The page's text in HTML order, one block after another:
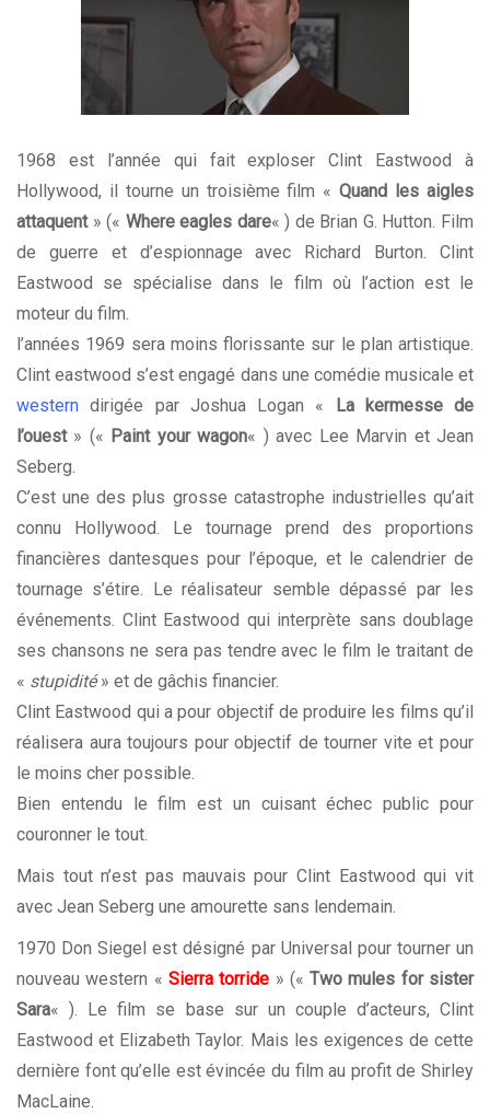
1968 est l’année qui fait exploser Clint Eastwood à
Hollywood, il tourne un troisième film «Quand les aigles
attaquent» (« Where eagles dare« ) de Brian G. Hutton. Film
de guerre et d’espionnage avec Richard Burton. Clint
Eastwood se spécialise dans le film où l’action est le
moteur du film.
l’années 1969 sera moins florissante sur le plan artistique.
Clint eastwood s’est engagé dans une comédie musicale et
western dirigée par Joshua Logan «
La kermesse de
l’ouest» (« Paint your wagon« ) avec Lee Marvin et Jean
Seberg.
C’est une des plus grosse catastrophe industrielles qu’ait
connu Hollywood. Le tournage prend des proportions
financières dantesques pour l’époque, et le calendrier de
tournage s’étire. Le réalisateur semble dépassé par les
événements. Clint Eastwood qui interprète sans doublage
ses chansons ne sera pas tendre avec le film le traitant de
« stupidité» et de gâchis financier.
Clint Eastwood qui a pour objectif de produire les films qu’il
réalisera aura toujours pour objectif de tourner vite et pour
le moins cher possible.
Bien entendu le film est un cuisant échec public pour
couronner le tout.
Mais tout n’est pas mauvais pour Clint Eastwood qui vit
avec Jean Seberg une amourette sans lendemain.
1970 Don Siegel est désigné par Universal pour tourner un
nouveau western « Sierra torride » («Two mules for sister
Sara« ). Le film se base sur un couple d’acteurs, Clint
Eastwood et Elizabeth Taylor. Mais les exigences de cette
dernière font qu’elle est évincée du film au profit de Shirley
MacLaine.